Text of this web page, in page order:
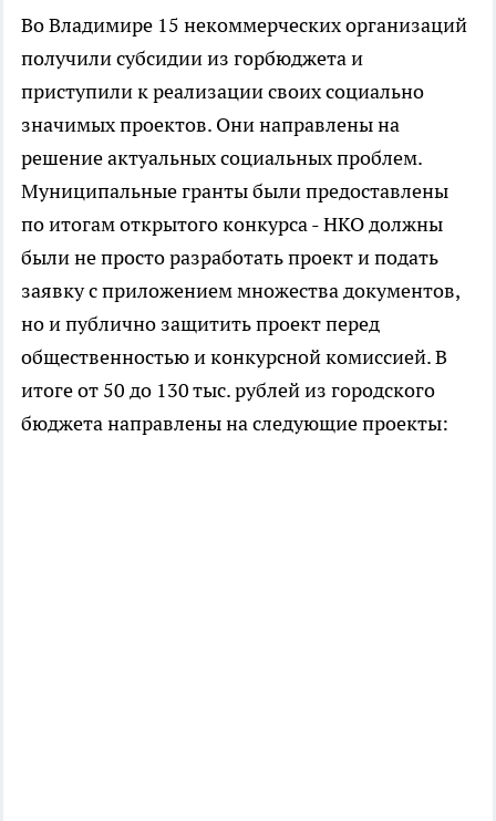
Во Владимире 15 некоммерческих организаций
получили субсидии из горбюджета и
приступили к реализации своих социально
значимых проектов. Они направлены на
решение актуальных социальных проблем.
Муниципальные гранты были предоставлены
по итогам открытого конкурса - НКО должны
были не просто разработать проект и подать
заявку с приложением множества документов,
но и публично защитить проект перед
общественностью и конкурсной комиссией. В
итоге от 50 до 130 тыс. рублей из городского
бюджета направлены на следующие проекты: